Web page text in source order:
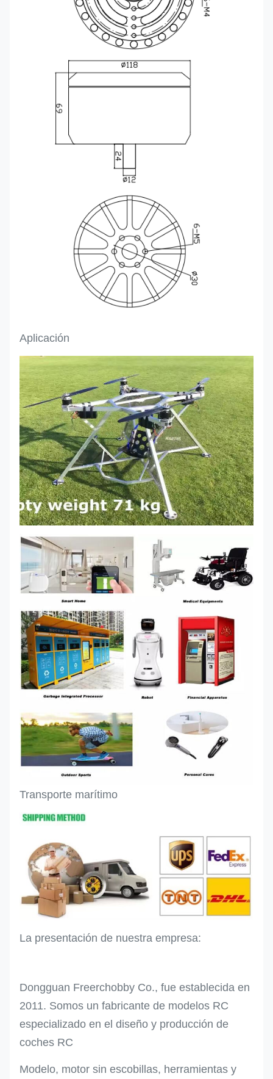
Aplicación
Transporte marítimo
La presentación de nuestra empresa:
Dongguan Freerchobby Co., fue establecida en
2011. Somos un fabricante de modelos RC
especializado en el diseño y producción de
coches RC
Modelo, motor sin escobillas, herramientas y